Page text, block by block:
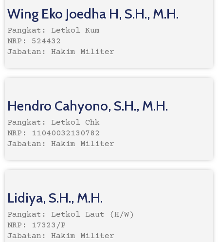
Wing Eko Joedha H, S.H., M.H.
Pangkat: Letkol Kum
NRP: 524432
Jabatan: Hakim Militer
Hendro Cahyono, S.H., M.H.
Pangkat: Letkol Chk
NRP: 11040032130782
Jabatan: Hakim Militer
Lidiya, S.H., M.H.
Pangkat: Letkol Laut (H/W)
NRP: 17323/P
Jabatan: Hakim Militer